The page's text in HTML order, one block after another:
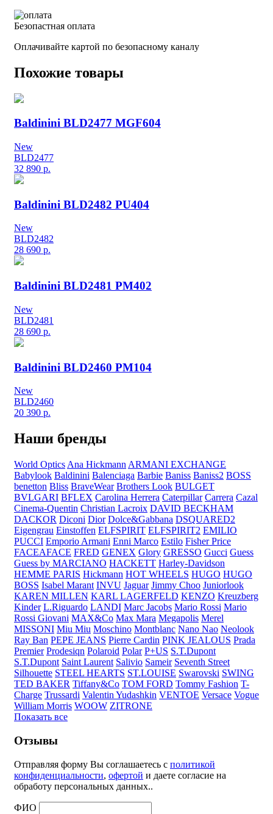
Безопастная оплата
Оплачивайте картой по безопасному каналу
Похожие товары
Baldinini BLD2477 MGF604
New
BLD2477
32 890 р.
Baldinini BLD2482 PU404
New
BLD2482
28 690 р.
Baldinini BLD2481 PM402
New
BLD2481
28 690 р.
Baldinini BLD2460 PM104
New
BLD2460
20 390 р.
Наши бренды
World Optics Ana Hickmann ARMANI EXCHANGE
Babylook Baldinini Balenciaga Barbie Baniss Baniss2 BOSS
benetton Bliss BraveWear Brothers Look BULGET
BVLGARI BFLEX Carolina Herrera Caterpillar Carrera Cazal
Cinema-Quentin Christian Lacroix DAVID BECKHAM
DACKOR Diconi Dior Dolce&Gabbana DSQUARED2
Eigengrau Einstoffen ELFSPIRIT ELFSPIRIT2 EMILIO
PUCCI Emporio Armani Enni Marco Estilo Fisher Price
FACEAFACE FRED GENEX Glory GRESSO Gucci Guess
Guess by MARCIANO HACKETT Harley-Davidson
HEMME PARIS Hickmann HOT WHEELS HUGO HUGO
BOSS Isabel Marant INVU Jaguar Jimmy Choo Juniorlook
KAREN MILLEN KARL LAGERFELD KENZO Kreuzberg
Kinder L.Riguardo LANDI Marc Jacobs Mario Rossi Mario
Rossi Giovani MAX&Co Max Mara Megapolis Merel
MISSONI Miu Miu Moschino Montblanc Nano Nao Neolook
Ray Ban PEPE JEANS Pierre Cardin PINK JEALOUS Prada
Premier Prodesiqn Polaroid Polar P+US S.T.Dupont
S.T.Dupont Saint Laurent Salivio Sameir Seventh Street
Silhouette STEEL HEARTS ST.LOUISE Swarovski SWING
TED BAKER Tiffany&Co TOM FORD Tommy Fashion T-
Charge Trussardi Valentin Yudashkin VENTOE Versace Vogue
William Morris WOOW ZITRONE
Показать все
Отзывы
Отправляя форму Вы соглашаетесь с политикой
конфиденциальности, офертой и даете согласие на
обработу персональных данных..
ФИО